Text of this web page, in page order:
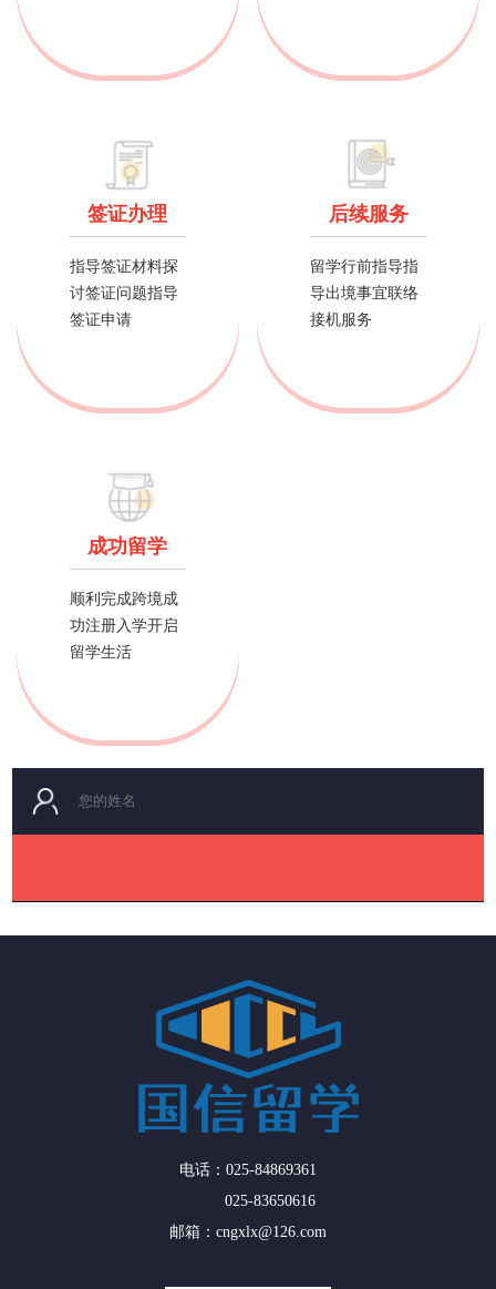
签证办理
指导签证材料探
讨签证问题指导
签证申请
后续服务
留学行前指导指
导出境事宜联络
接机服务
成功留学
顺利完成跨境成
功注册入学开启
留学生活
电话：025-84869361
025-83650616
邮箱：cngxlx@126.com